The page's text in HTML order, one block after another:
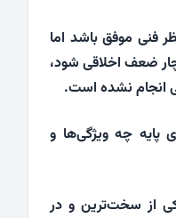
فنی موفق باشد اما
ضعف اخلاقی شود،
انجام نشده است.
پایه چه ویژگی‌ها و
از سخت‌ترین و در